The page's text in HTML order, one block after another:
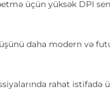
üçün yüksək DPI
daha modern və
rahat istifadə